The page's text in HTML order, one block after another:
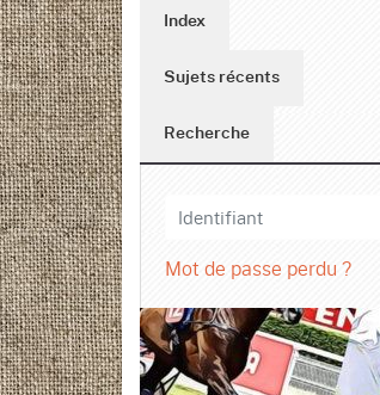
Index
Sujets récents
Recherche
Mot de passe perdu ?